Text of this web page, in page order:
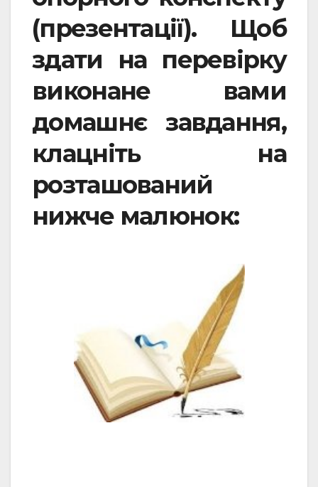
(презентації). Щоб
здати на перевірку
виконане вами
домашнє завдання,
клацніть на
розташований
нижче малюнок: